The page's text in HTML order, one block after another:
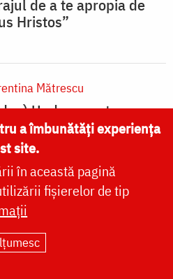
de a te apropia de
Hristos”
Mătrescu
Unde ne putem
la moaștele Sfintei
Cum s-a pregătit
a îmbunătăți experiența
site.
în această pagină
fișierelor de tip